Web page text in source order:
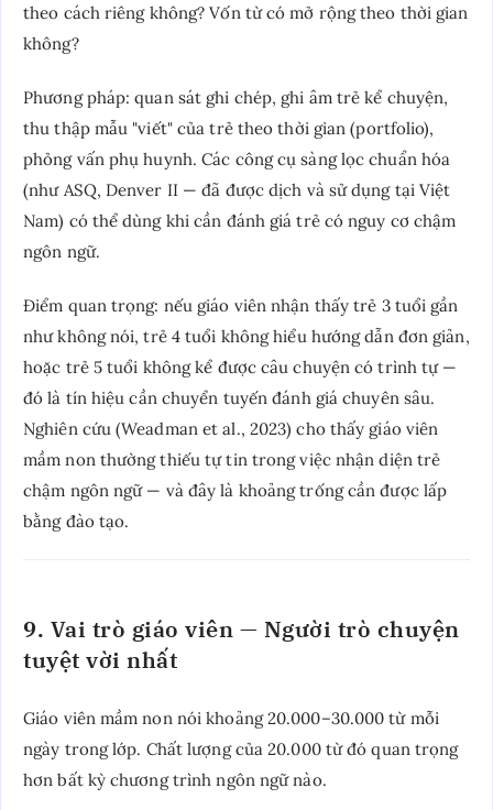
theo cách riêng không? Vốn từ có mở rộng theo thời gian
không?
Phương pháp: quan sát ghi chép, ghi âm trẻ kể chuyện,
thu thập mẫu "viết" của trẻ theo thời gian (portfolio),
phỏng vấn phụ huynh. Các công cụ sàng lọc chuẩn hóa
(như ASQ, Denver II — đã được dịch và sử dụng tại Việt
Nam) có thể dùng khi cần đánh giá trẻ có nguy cơ chậm
ngôn ngữ.
Điểm quan trọng: nếu giáo viên nhận thấy trẻ 3 tuổi gần
như không nói, trẻ 4 tuổi không hiểu hướng dẫn đơn giản,
hoặc trẻ 5 tuổi không kể được câu chuyện có trình tự —
đó là tín hiệu cần chuyển tuyến đánh giá chuyên sâu.
Nghiên cứu (Weadman et al., 2023) cho thấy giáo viên
mầm non thường thiếu tự tin trong việc nhận diện trẻ
chậm ngôn ngữ — và đây là khoảng trống cần được lấp
bằng đào tạo.
9. Vai trò giáo viên — Người trò chuyện
tuyệt vời nhất
Giáo viên mầm non nói khoảng 20.000–30.000 từ mỗi
ngày trong lớp. Chất lượng của 20.000 từ đó quan trọng
hơn bất kỳ chương trình ngôn ngữ nào.